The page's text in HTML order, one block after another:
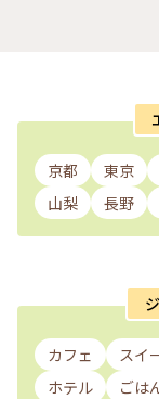
京都 東京
山梨
長野
カフェ スイ
ホテル
ごは